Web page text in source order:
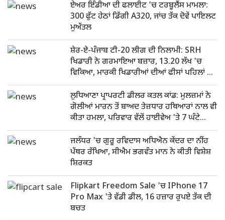
ਏਅਰ ਇੰਡੀਆ ਦੀ ਫਲਾਈਟ 'ਚ ਟਰਬੂਲੈਂਸ ਮਾਮਲਾ:
300 ਫੁੱਟ ਹੇਠਾਂ ਡਿੱਗੀ A320, ਜਾਂਚ ਤੱਕ ਦੋਵੇਂ ਪਾਇਲਟ
ਮੁਅੱਤਲ
ਸ਼ੇਰ-ਏ-ਪੰਜਾਬ ਟੀ-20 ਲੀਗ ਦੀ ਨਿਲਾਮੀ: SRH
ਖਿਡਾਰੀ ਨੇ ਗਰਮਾਇਆ ਬਜ਼ਾਰ, 13.20 ਲੱਖ 'ਚ
ਵਿਕਿਆ, ਮਾਰਕੀ ਖਿਡਾਰੀਆਂ ਦੀਆਂ ਫੀਸਾਂ ਪਹਿਲਾਂ ਹੀ
ਫਿਕਸ
ਲੁਧਿਆਣਾ ਪ੍ਰਾਪਰਟੀ ਡੀਲਰ ਕਤਲ ਕਾਂਡ: ਮੁਲਜ਼ਮਾਂ ਨੇ
ਗੋਲੀਆਂ ਮਾਰਨ ਤੋਂ ਬਾਅਦ ਤੇਜ਼ਧਾਰ ਹਥਿਆਰਾਂ ਨਾਲ ਵੀ
ਕੀਤਾ ਹਮਲਾ, ਪਰਿਵਾਰ ਵੱਲੋਂ ਹਾਈਵੇਅ 'ਤੇ 7 ਘੰਟੇ
ਧਰਨਾ
ਜਲੰਧਰ 'ਚ ਗੁਰੂ ਰਵਿਦਾਸ ਅਧਿਐਨ ਕੇਂਦਰ ਦਾ ਨੀਂਹ
ਪੱਥਰ ਰੱਖਿਆ, ਸੀਐਮ ਭਗਵੰਤ ਮਾਨ ਨੇ ਕੀਤੀ ਵਿਸ਼ੇਸ਼
ਸ਼ਿਰਕਤ
Flipkart Freedom Sale 'ਚ IPhone 17
Pro Max 'ਤੇ ਵੱਡੀ ਡੀਲ, 16 ਹਜ਼ਾਰ ਰੁਪਏ ਤੱਕ ਦੀ
ਬਚਤ